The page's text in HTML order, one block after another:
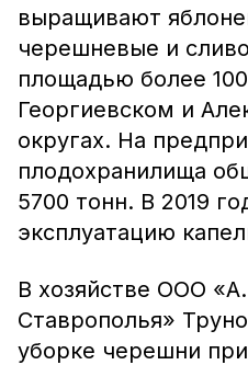
выращивают
черешневые и
площадью более
Георгиевском и
округах. На
плодохранилища
5700 тонн. В 2019
эксплуатацию
В хозяйстве ООО
Ставрополья»
уборке черешни